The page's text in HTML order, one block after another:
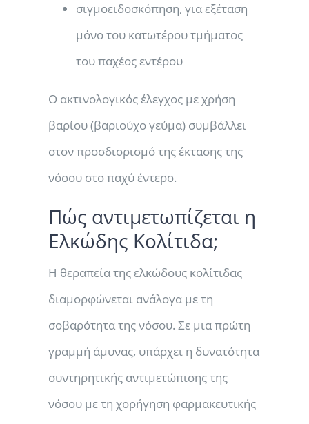
σιγμοειδοσκόπηση, για εξέταση
μόνο του κατωτέρου τμήματος
του παχέος εντέρου
Ο ακτινολογικός έλεγχος με χρήση
βαρίου (βαριούχο γεύμα) συμβάλλει
στον προσδιορισμό της έκτασης της
νόσου στο παχύ έντερο.
Πώς αντιμετωπίζεται η
Ελκώδης Κολίτιδα;
Η θεραπεία της ελκώδους κολίτιδας
διαμορφώνεται ανάλογα με τη
σοβαρότητα της νόσου. Σε μια πρώτη
γραμμή άμυνας, υπάρχει η δυνατότητα
συντηρητικής αντιμετώπισης της
νόσου με τη χορήγηση φαρμακευτικής